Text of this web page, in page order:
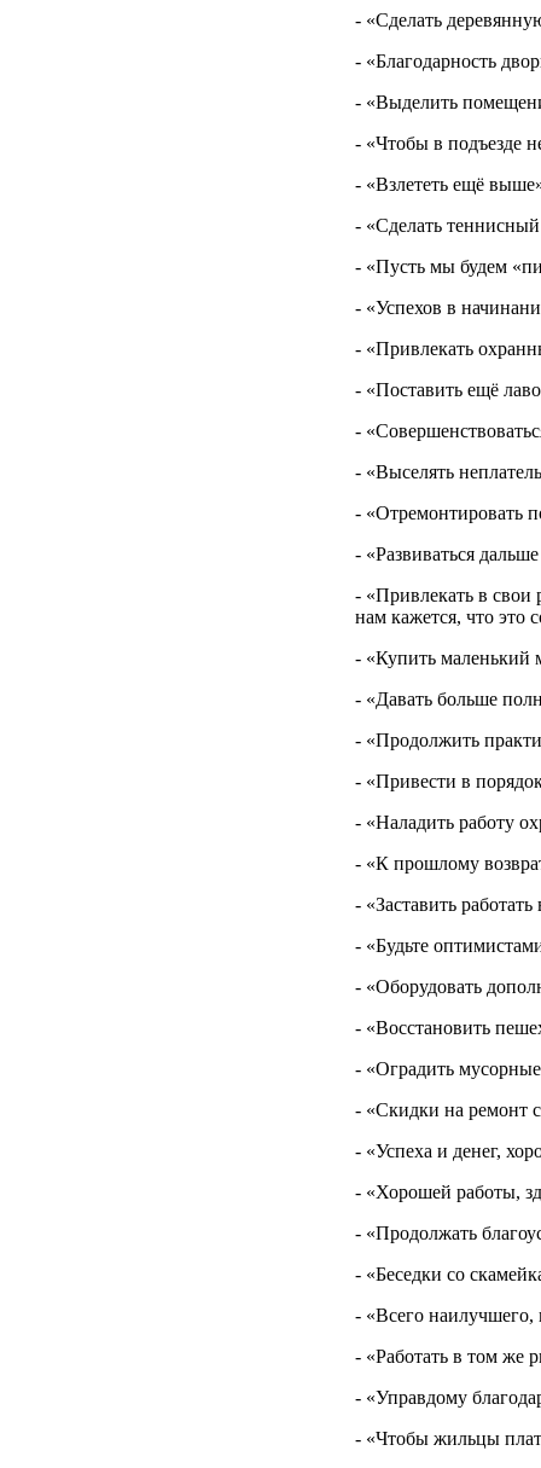
- «Сделать
- «Благодарность
- «Выделить
- «Чтобы в подъезде
- «Взлететь ещё
- «Сделать
- «Пусть мы будем
- «Успехов в
- «Привлекать
- «Поставить ещё
-
- «Выселять
- «Отремонтировать
- «Развиваться
- «Привлекать в свои
нам кажется, что это
- «Купить маленький
- «Давать больше
- «Продолжить
- «Привести в
- «Наладить работу
- «К прошлому
- «Заставить
- «Будьте
- «Оборудовать
- «Восстановить
- «Оградить
- «Скидки на ремонт
- «Успеха и денег,
- «Хорошей работы,
- «Продолжать
- «Беседки со
- «Всего
- «Работать в том же
- «Управдому
- «Чтобы жильцы